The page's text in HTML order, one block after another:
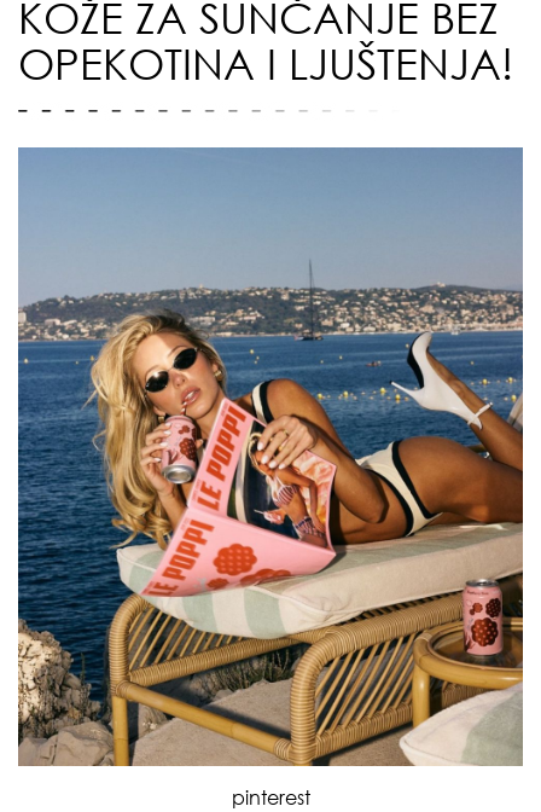
KOŽE ZA SUNČANJE BEZ
OPEKOTINA I LJUŠTENJA!
pinterest